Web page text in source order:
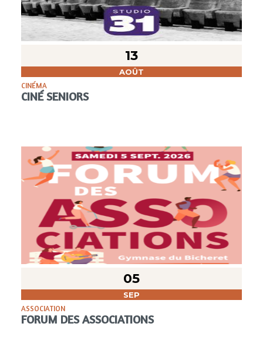
13
AOÛT
CINÉMA
CINÉ SENIORS
05
SEP
ASSOCIATION
FORUM DES ASSOCIATIONS